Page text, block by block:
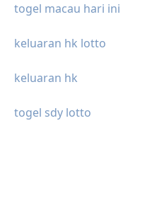
togel macau hari ini
keluaran hk lotto
keluaran hk
togel sdy lotto